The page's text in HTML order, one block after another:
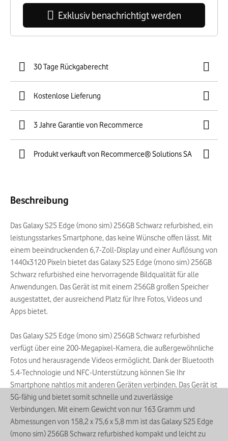
Exklusiv benachrichtigt werden
30 Tage Rückgaberecht
Kostenlose Lieferung
3 Jahre Garantie von Recommerce
Produkt verkauft von Recommerce® Solutions SA
Beschreibung
Das Galaxy S25 Edge (mono sim) 256GB Schwarz refurbished, ein
leistungsstarkes Smartphone, das keine Wünsche offen lässt. Mit
einem beeindruckenden 6,7-Zoll-Display und einer Auflösung von
1440x3120 Pixeln bietet das Galaxy S25 Edge (mono sim) 256GB
Schwarz refurbished eine hervorragende Bildqualität für alle
Anwendungen. Das Gerät ist mit einem 256GB großen Speicher
ausgestattet, der ausreichend Platz für Ihre Fotos, Videos und
Apps bietet.
Das Galaxy S25 Edge (mono sim) 256GB Schwarz refurbished
verfügt über eine 200-Megapixel-Kamera, die außergewöhnliche
Fotos und herausragende Videos ermöglicht. Dank der Bluetooth
5.4-Technologie und NFC-Unterstützung können Sie Ihr
Smartphone nahtlos mit anderen Geräten verbinden. Das Gerät ist
5G-fähig und bietet somit schnelle und zuverlässige
Verbindungen. Mit einem Gewicht von nur 163 Gramm und
Abmessungen von 158,2 x 75,6 x 5,8 mm ist das Galaxy S25 Edge
(mono sim) 256GB Schwarz refurbished kompakt und leicht zu